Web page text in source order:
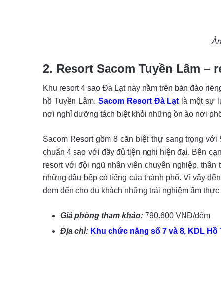
2. Resort Sacom Tuyền Lâm –
Khu resort 4 sao Đà Lạt này nằm trên bán đảo
hồ Tuyền Lâm. Sacom Resort Đà Lạt là một sự
nơi nghỉ dưỡng tách biệt khỏi những ồn ào nơi
Sacom Resort gồm 8 căn biệt thự sang trọng
chuẩn 4 sao với đầy đủ tiện nghi hiện đại. Bên
resort với đội ngũ nhân viên chuyên nghiệp,
những đầu bếp có tiếng của thành phố. Vì vậy
đem đến cho du khách những trải nghiệm ẩm thực
Giá phòng tham khảo: 790.600 VNĐ/đêm
Địa chỉ: Khu chức năng số 7 và 8, KDL Hồ